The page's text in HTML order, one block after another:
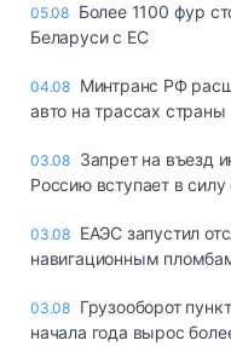
05.08 Более 1100 фур
Беларуси с ЕС
04.08 Минтранс РФ
авто на трассах страны
03.08 Запрет на въезд
Россию вступает в силу
03.08 ЕАЭС запустил
навигационным
03.08 Грузооборот
начала года вырос